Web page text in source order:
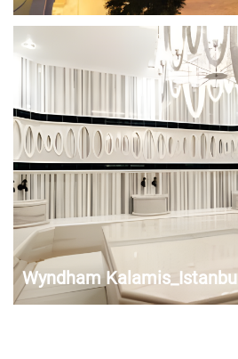
Wyndham Kalamis_Istanbul